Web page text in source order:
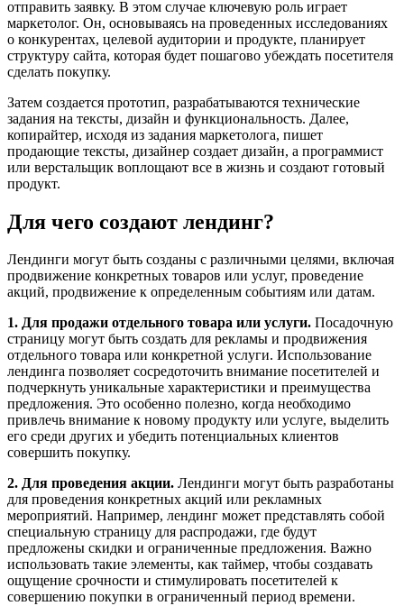
отправить заявку. В этом случае ключевую роль играет
маркетолог. Он, основываясь на проведенных исследованиях
о конкурентах, целевой аудитории и продукте, планирует
структуру сайта, которая будет пошагово убеждать посетителя
сделать покупку.
Затем создается прототип, разрабатываются технические
задания на тексты, дизайн и функциональность. Далее,
копирайтер, исходя из задания маркетолога, пишет
продающие тексты, дизайнер создает дизайн, а программист
или верстальщик воплощают все в жизнь и создают готовый
продукт.
Для чего создают лендинг?
Лендинги могут быть созданы с различными целями, включая
продвижение конкретных товаров или услуг, проведение
акций, продвижение к определенным событиям или датам.
1. Для продажи отдельного товара или услуги. Посадочную
страницу могут быть создать для рекламы и продвижения
отдельного товара или конкретной услуги. Использование
лендинга позволяет сосредоточить внимание посетителей и
подчеркнуть уникальные характеристики и преимущества
предложения. Это особенно полезно, когда необходимо
привлечь внимание к новому продукту или услуге, выделить
его среди других и убедить потенциальных клиентов
совершить покупку.
2. Для проведения акции. Лендинги могут быть разработаны
для проведения конкретных акций или рекламных
мероприятий. Например, лендинг может представлять собой
специальную страницу для распродажи, где будут
предложены скидки и ограниченные предложения. Важно
использовать такие элементы, как таймер, чтобы создавать
ощущение срочности и стимулировать посетителей к
совершению покупки в ограниченный период времени.